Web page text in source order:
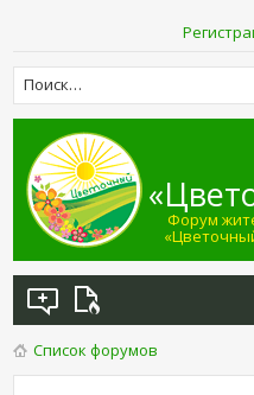
Форум
Список форумов